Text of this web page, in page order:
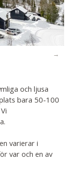
och ljusa
bara 50-100
varierar i
var och en av